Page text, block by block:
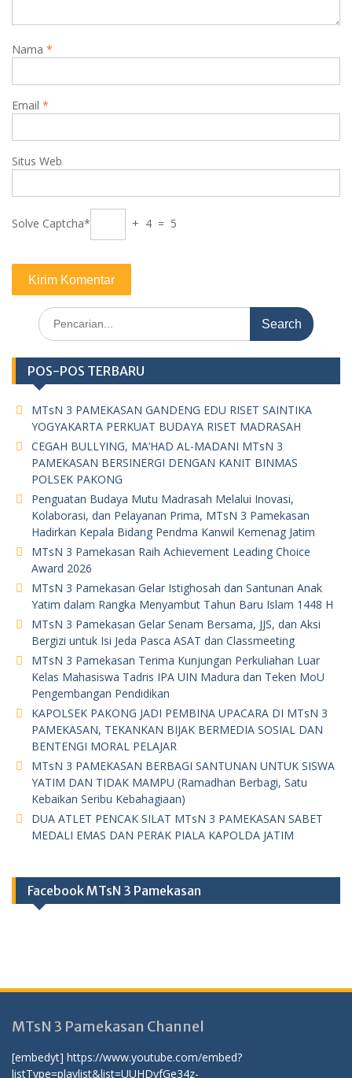
Nama *
Email *
Situs Web
Solve Captcha* + 4 = 5
Search
for:
POS-POS TERBARU
MTsN 3 PAMEKASAN GANDENG EDU RISET SAINTIKA
YOGYAKARTA PERKUAT BUDAYA RISET MADRASAH
CEGAH BULLYING, MA’HAD AL-MADANI MTsN 3
PAMEKASAN BERSINERGI DENGAN KANIT BINMAS
POLSEK PAKONG
Penguatan Budaya Mutu Madrasah Melalui Inovasi,
Kolaborasi, dan Pelayanan Prima, MTsN 3 Pamekasan
Hadirkan Kepala Bidang Pendma Kanwil Kemenag Jatim
MTsN 3 Pamekasan Raih Achievement Leading Choice
Award 2026
MTsN 3 Pamekasan Gelar Istighosah dan Santunan Anak
Yatim dalam Rangka Menyambut Tahun Baru Islam 1448 H
MTsN 3 Pamekasan Gelar Senam Bersama, JJS, dan Aksi
Bergizi untuk Isi Jeda Pasca ASAT dan Classmeeting
MTsN 3 Pamekasan Terima Kunjungan Perkuliahan Luar
Kelas Mahasiswa Tadris IPA UIN Madura dan Teken MoU
Pengembangan Pendidikan
KAPOLSEK PAKONG JADI PEMBINA UPACARA DI MTsN 3
PAMEKASAN, TEKANKAN BIJAK BERMEDIA SOSIAL DAN
BENTENGI MORAL PELAJAR
MTsN 3 PAMEKASAN BERBAGI SANTUNAN UNTUK SISWA
YATIM DAN TIDAK MAMPU (Ramadhan Berbagi, Satu
Kebaikan Seribu Kebahagiaan)
DUA ATLET PENCAK SILAT MTsN 3 PAMEKASAN SABET
MEDALI EMAS DAN PERAK PIALA KAPOLDA JATIM
Facebook MTsN 3 Pamekasan
MTsN 3 Pamekasan Channel
[embedyt] https://www.youtube.com/embed?
listType=playlist&list=UUHDvfGe34z-